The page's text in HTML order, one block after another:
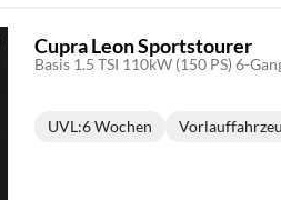
Cupra Leon Sportstourer
Basis 1.5 TSI 110kW (150 PS) 6-
UVL:6 Wochen